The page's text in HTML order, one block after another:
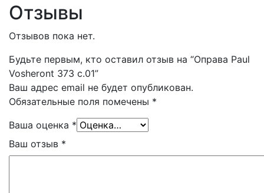
Отзывы
Отзывов пока нет.
Будьте первым, кто оставил отзыв на “Оправа Paul
Vosheront 373 с.01”
Ваш адрес email не будет опубликован.
Обязательные поля помечены *
Ваша оценка *
Ваш отзыв *